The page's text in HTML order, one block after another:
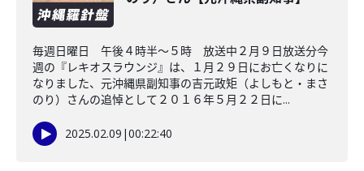
毎週日曜日 午後４時半～５時 放送中２月９日放送分今
週の『レキオスラウンジ』は、１月２９日にお亡くなりに
なりました、元沖縄県副知事の吉元政矩（よしもと・まさ
のり）さんの追悼として２０１６年５月２２日に...
2025.02.09 |00:22:40